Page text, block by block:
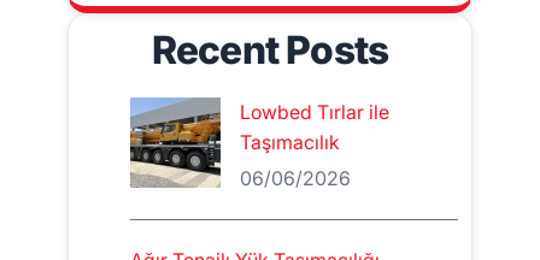
Recent Posts
Lowbed Tırlar ile
Taşımacılık
06/06/2026